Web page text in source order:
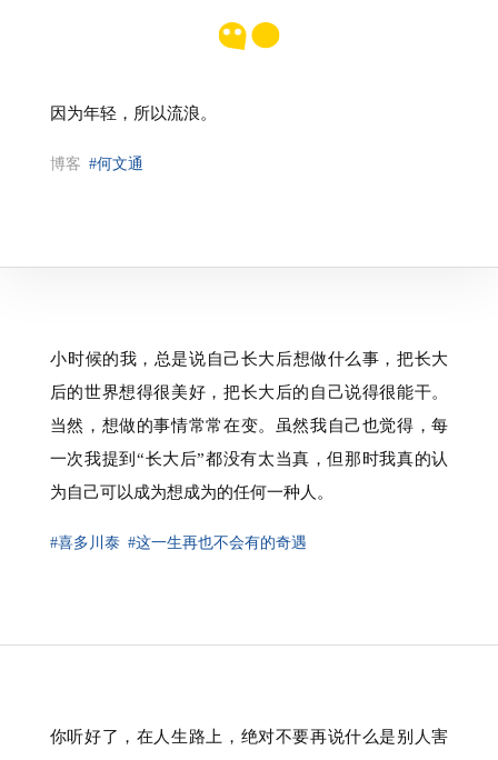
因为年轻，所以流浪。
博客 #何文通
⁠小时候的我，总是说自己长大后想做什么事，把长大
后的世界想得很美好，把长大后的自己说得很能干。
当然，想做的事情常常在变。虽然我自己也觉得，每
一次我提到“长大后”都没有太当真，但那时我真的认
为自己可以成为想成为的任何一种人。
#喜多川泰 #这一生再也不会有的奇遇
你听好了，在人生路上，绝对不要再说什么是别人害